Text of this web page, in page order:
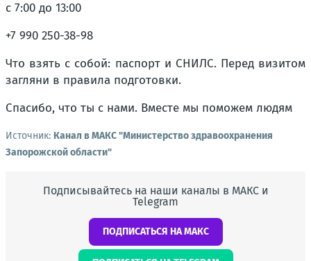
с 7:00 до 13:00
+7 990 250-38-98
Что взять с собой: паспорт и СНИЛС. Перед визитом
загляни в правила подготовки.
Спасибо, что ты с нами. Вместе мы поможем людям
Источник: Канал в МАКС "Министерство здравоохранения
Запорожской области"
Подписывайтесь на наши каналы в МАКС и
Telegram
ПОДПИСАТЬСЯ НА МАКС